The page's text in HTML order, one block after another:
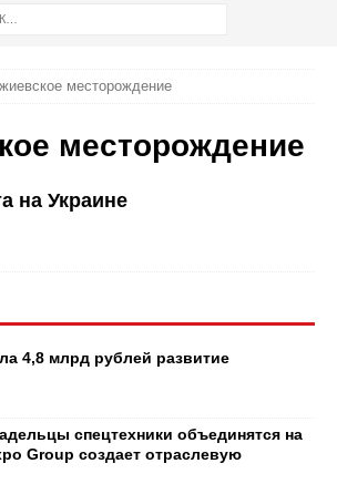
месторождение
месторождение
на Украине
4,8 млрд рублей развитие
спецтехники объединятся на
Group создает отраслевую